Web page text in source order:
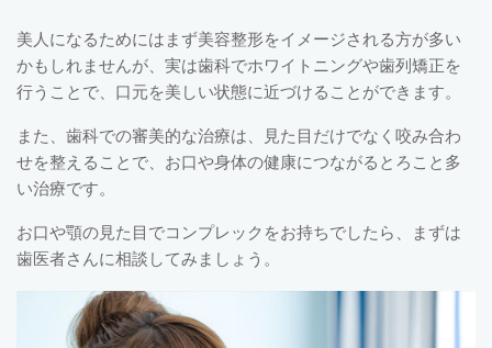
美人になるためにはまず美容整形をイメージされる方が多い
かもしれませんが、実は歯科でホワイトニングや歯列矯正を
行うことで、口元を美しい状態に近づけることができます。
また、歯科での審美的な治療は、見た目だけでなく咬み合わ
せを整えることで、お口や身体の健康につながるとろこと多
い治療です。
お口や顎の見た目でコンプレックをお持ちでしたら、まずは
歯医者さんに相談してみましょう。